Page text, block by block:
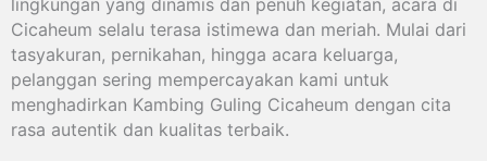
Cicaheum selalu terasa istimewa dan meriah. Mulai dari
tasyakuran, pernikahan, hingga acara keluarga,
pelanggan sering mempercayakan kami untuk
menghadirkan Kambing Guling Cicaheum dengan cita
rasa autentik dan kualitas terbaik.